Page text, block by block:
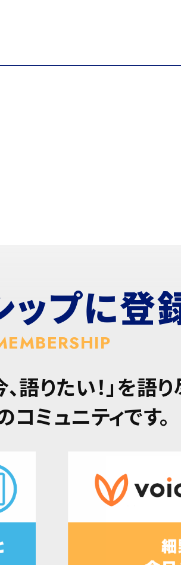
ップに登
語りたい！」を語
コミュニティです。